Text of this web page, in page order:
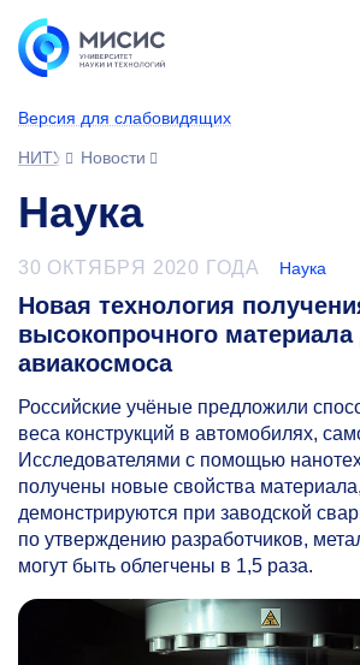
Версия для слабовидящих
НИТУ МИСИС
Новости
Наука
30 ОКТЯБРЯ 2020 ГОДА Наука
Новая технология
высокопрочного материала
авиакосмоса
Российские учёные предложили
веса конструкций в автомобилях,
Исследователями с помощью
получены новые свойства
демонстрируются при заводской
по утверждению разработчиков,
могут быть облегчены в 1,5 раза.